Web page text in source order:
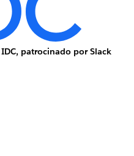
patrocinado por Slack